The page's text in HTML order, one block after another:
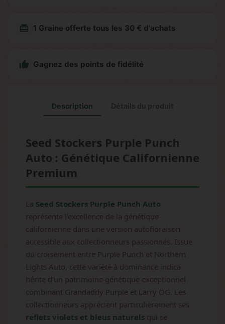
redeem 1 Graine offerte tous les 30 € d'achats
 Gagnez des points de fidélité
Description
Seed Stockers Purple Punch
Auto : Génétique Californienne
Premium
La Seed Stockers Purple Punch Auto
représente l'excellence de la génétique
californienne dans une version autofloraison
accessible aux collectionneurs passionnés. Issue
du croisement entre Purple Punch et Northern
Lights Auto, cette variété à dominance indica
hérite d'un patrimoine génétique exceptionnel
combinant Grandaddy Purple et Larry OG. Les
collectionneurs apprécient particulièrement ses
reflets violets et bleus naturels qui se